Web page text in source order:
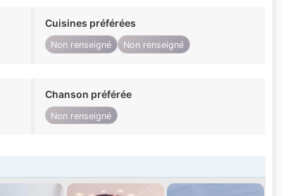
Cuisines préférées
Non renseigné Non renseigné
Chanson préférée
Non renseigné